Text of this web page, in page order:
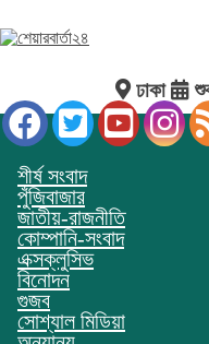
ঢাকা
শীর্ষ সংবাদ
পুঁজিবাজার
জাতীয়-রাজনীতি
কোম্পানি-সংবাদ
এক্সক্লুসিভ
বিনোদন
গুজব
সোশ্যাল মিডিয়া